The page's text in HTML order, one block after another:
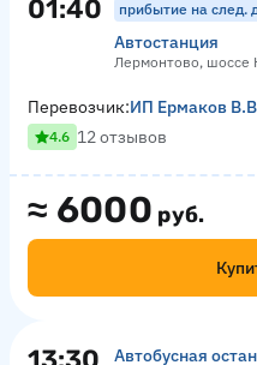
01:40 прибытие на след.
Автостанция
Лермонтово, шоссе
≈ 6000 руб.
Перевозчик:ИП Ермаков
4.6 12 отзывов
Автобусная